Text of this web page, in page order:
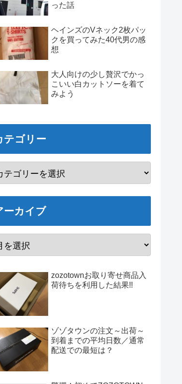
った話
ヘインズのVネック2枚パッ
クを買ってみた40代男の感
想
大人向けの少し贅沢でかっ
こいい白カットソーを着て
みよう
テゴリー
ーカイブ
zozotownお取り寄せ商品入
荷待ちを利用した結果!!
ゾゾタウンの注文～出荷～
到着までの平均日数／通常
配送での最短は？